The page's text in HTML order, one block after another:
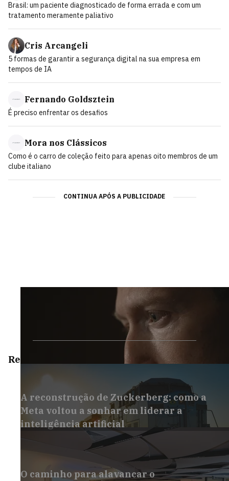
Brasil: um paciente diagnosticado de forma errada e com um
tratamento meramente paliativo
Cris Arcangeli
5 formas de garantir a segurança digital na sua empresa em
tempos de IA
Fernando Goldsztein
É preciso enfrentar os desafios
Mora nos Clássicos
Como é o carro de coleção feito para apenas oito membros de um
clube italiano
CONTINUA APÓS A PUBLICIDADE
Reportagens Especiais
A reconstrução de Zuckerberg: como a
Meta voltou a sonhar em liderar a
inteligência artificial
O caminho para alavancar o